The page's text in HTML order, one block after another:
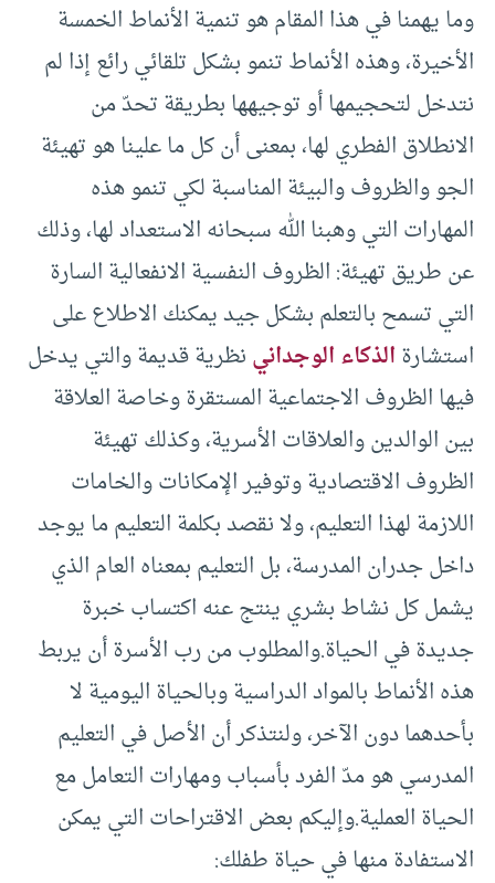
وما يهمنا في هذا المقام هو تنمية الأنماط الخمسة
الأخيرة، وهذه الأنماط تنمو بشكل تلقائي رائع إذا لم
نتدخل لتحجيمها أو توجيهها بطريقة تحدّ من
الانطلاق الفطري لها، بمعنى أن كل ما علينا هو تهيئة
الجو والظروف والبيئة المناسبة لكي تنمو هذه
المهارات التي وهبنا الله سبحانه الاستعداد لها، وذلك
عن طريق تهيئة: الظروف النفسية الانفعالية السارة
التي تسمح بالتعلم بشكل جيد يمكنك الاطلاع على
استشارةالذكاء الوجدانينظرية قديمة والتي يدخل
فيها الظروف الاجتماعية المستقرة وخاصة العلاقة
بين الوالدين والعلاقات الأسرية، وكذلك تهيئة
الظروف الاقتصادية وتوفير الإمكانات والخامات
اللازمة لهذا التعليم، ولا نقصد بكلمة التعليم ما يوجد
داخل جدران المدرسة، بل التعليم بمعناه العام الذي
يشمل كل نشاط بشري ينتج عنه اكتساب خبرة
جديدة في الحياة.والمطلوب من رب الأسرة أن يربط
هذه الأنماط بالمواد الدراسية وبالحياة اليومية لا
بأحدهما دون الآخر، ولنتذكر أن الأصل في التعليم
المدرسي هو مدّ الفرد بأسباب ومهارات التعامل مع
الحياة العملية.وإليكم بعض الاقتراحات التي يمكن
الاستفادة منها في حياة طفلك: